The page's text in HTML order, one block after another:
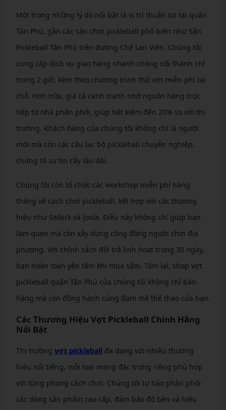
Một trong những lý do nổi bật là vị trí thuận lợi tại quận
Tân Phú, gần các sân chơi pickleball phổ biến như Sân
Pickleball Tân Phú trên đường Chế Lan Viên. Chúng tôi
cung cấp dịch vụ giao hàng nhanh chóng nội thành chỉ
trong 2 giờ, kèm theo chương trình thử vợt miễn phí tại
chỗ. Hơn nữa, giá cả cạnh tranh nhờ nguồn hàng trực
tiếp từ nhà phân phối, giúp tiết kiệm đến 20% so với thị
trường. Khách hàng của chúng tôi không chỉ là người
mới mà còn các câu lạc bộ pickleball chuyên nghiệp,
chứng tỏ sự tin cậy lâu dài.
Chúng tôi còn tổ chức các workshop miễn phí hàng
tháng về cách chơi pickleball, kết hợp với các thương
hiệu như Selkirk và Joola. Điều này không chỉ giúp bạn
làm quen mà còn xây dựng cộng đồng người chơi địa
phương. Với chính sách đổi trả linh hoạt trong 30 ngày,
bạn hoàn toàn yên tâm khi mua sắm. Tóm lại, shop vợt
pickleball quận Tân Phú của chúng tôi không chỉ bán
hàng mà còn đồng hành cùng đam mê thể thao của bạn.
Các Thương Hiệu Vợt Pickleball Chính Hãng
Nổi Bật
Thị trường vợt pickleball đa dạng với nhiều thương
hiệu nổi tiếng, mỗi loại mang đặc trưng riêng phù hợp
với từng phong cách chơi. Chúng tôi tự hào phân phối
các dòng sản phẩm cao cấp, đảm bảo độ bền và hiệu